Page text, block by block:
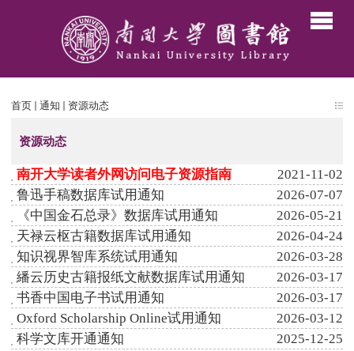
首页 通知 资源动态
资源动态
南开大学读者外网访问电子资源指南
2021-11-02
​鲁迅手稿数据库试用通知
2026-07-07
《中国金石总录》数据库试用通知
2026-05-21
天禄云枢古籍数据库试用通知
2026-04-24
​知识视界智库系统试用通知
2026-03-28
繙云历史古籍报纸文献数据库试用通知
2026-03-17
书香中国电子书试用通知
2026-03-17
Oxford Scholarship Online试用通知
2026-03-12
科学文库开通通知
2025-12-25